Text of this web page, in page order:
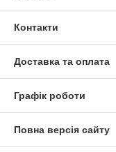
Контакти
Доставка та оплата
Графік роботи
Повна версія сайту